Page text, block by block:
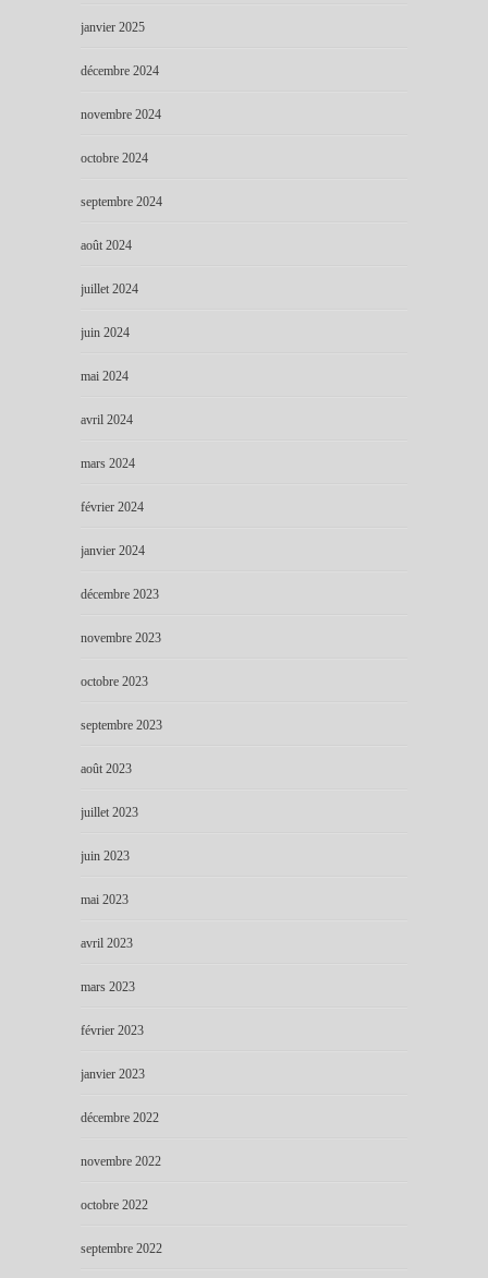
janvier 2025
décembre 2024
novembre 2024
octobre 2024
septembre 2024
août 2024
juillet 2024
juin 2024
mai 2024
avril 2024
mars 2024
février 2024
janvier 2024
décembre 2023
novembre 2023
octobre 2023
septembre 2023
août 2023
juillet 2023
juin 2023
mai 2023
avril 2023
mars 2023
février 2023
janvier 2023
décembre 2022
novembre 2022
octobre 2022
septembre 2022